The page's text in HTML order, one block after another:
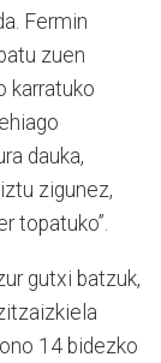
Fermin
zuen
karratuko
dauka,
zigunez,
topatuko”.
gutxi batzuk,
14 bidezko